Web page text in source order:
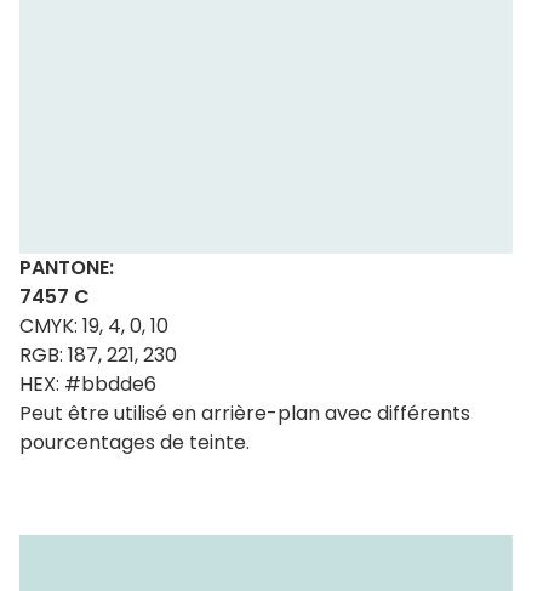
PANTONE:
7457 C
CMYK: 19, 4, 0, 10
RGB: 187, 221, 230
HEX: #bbdde6
Peut être utilisé en arrière-plan avec différents
pourcentages de teinte.